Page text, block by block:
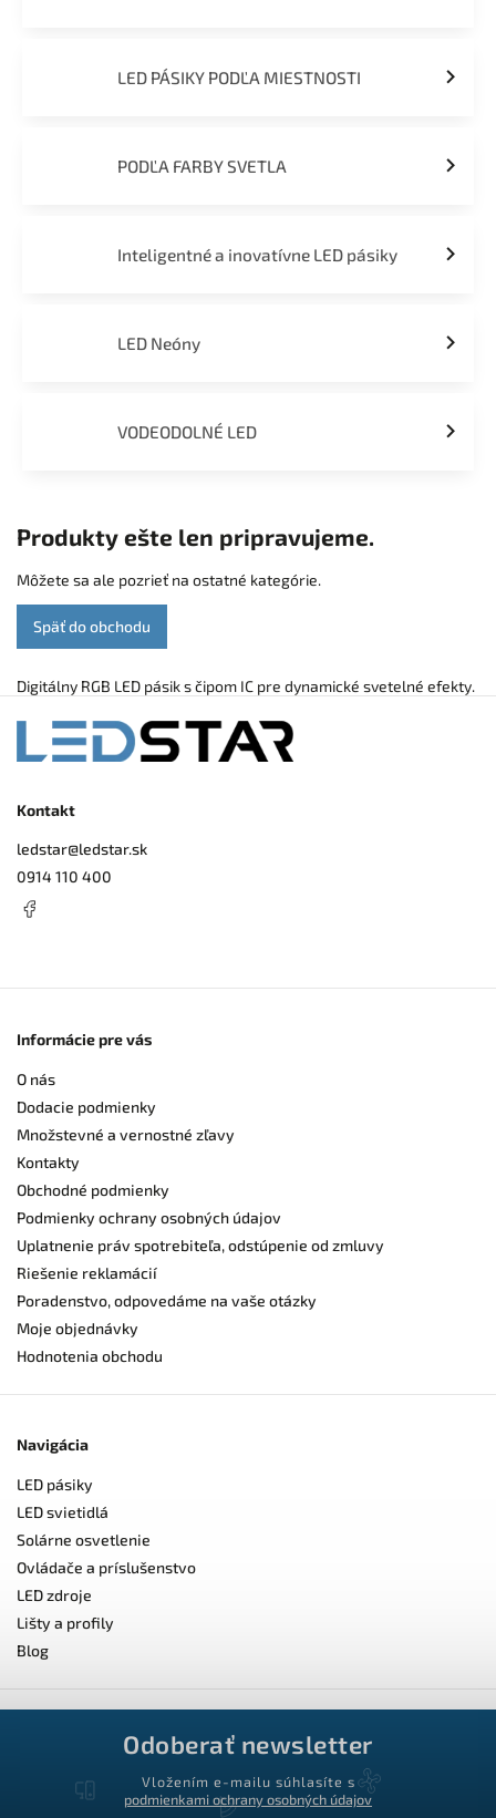
LED PÁSIKY PODĽA MIESTNOSTI
PODĽA FARBY SVETLA
Inteligentné a inovatívne LED pásiky
LED Neóny
VODEODOLNÉ LED
Produkty ešte len pripravujeme.
Môžete sa ale pozrieť na ostatné kategórie.
Späť do obchodu
Digitálny RGB LED pásik s čipom IC pre dynamické svetelné efekty.
Kontakt
ledstar@ledstar.sk
0914 110 400
Informácie pre vás
O nás
Dodacie podmienky
Množstevné a vernostné zľavy
Kontakty
Obchodné podmienky
Podmienky ochrany osobných údajov
Uplatnenie práv spotrebiteľa, odstúpenie od zmluvy
Riešenie reklamácií
Poradenstvo, odpovedáme na vaše otázky
Moje objednávky
Hodnotenia obchodu
Navigácia
LED pásiky
LED svietidlá
Solárne osvetlenie
Ovládače a príslušenstvo
LED zdroje
Lišty a profily
Blog
Odoberať newsletter
Vložením e-mailu súhlasíte s
podmienkami ochrany osobných údajov